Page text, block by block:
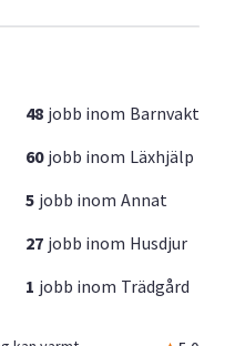
48 jobb inom Barnvakt
60 jobb inom Läxhjälp
5 jobb inom Annat
27 jobb inom Husdjur
1 jobb inom Trädgård